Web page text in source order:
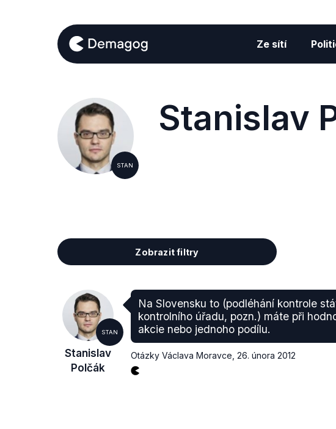
Ze sítí
STAN
Stanislav
Zobrazit filtry
STAN
Stanislav
Polčák
Na Slovensku to (podléhání kontrole
kontrolního úřadu, pozn.) máte při
akcie nebo jednoho podílu.
Otázky Václava Moravce 26. února 2012